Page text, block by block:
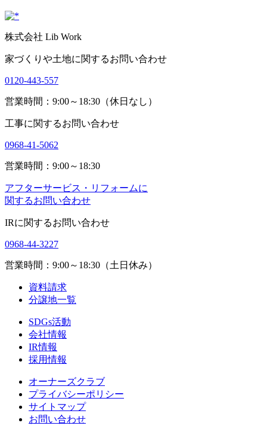
株式会社 Lib Work
家づくりや土地に関するお問い合わせ
0120-443-557
営業時間：9:00～18:30（休日なし）
工事に関するお問い合わせ
0968-41-5062
営業時間：9:00～18:30
アフターサービス・リフォームに
関するお問い合わせ
IRに関するお問い合わせ
0968-44-3227
営業時間：9:00～18:30（土日休み）
資料請求
分譲地一覧
SDGs活動
会社情報
IR情報
採用情報
オーナーズクラブ
プライバシーポリシー
サイトマップ
お問い合わせ